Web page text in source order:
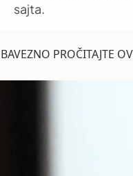
sajta.
PROČITAJTE